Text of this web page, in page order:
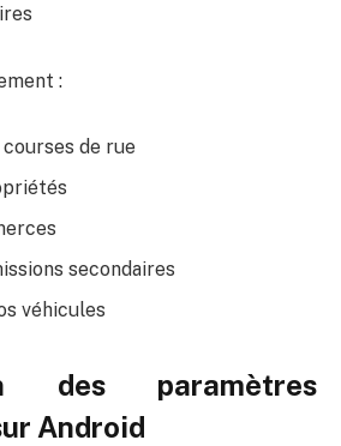
:
de rue
secondaires
véhicules
des paramètres
Android